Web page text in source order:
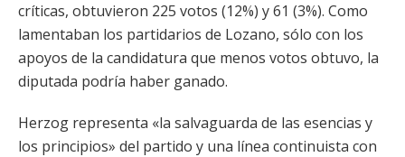
críticas, obtuvieron 225 votos (12%) y 61 (3%). Como
lamentaban los partidarios de Lozano, sólo con los
apoyos de la candidatura que menos votos obtuvo, la
diputada podría haber ganado.
Herzog representa «la salvaguarda de las esencias y
los principios» del partido y una línea continuista con